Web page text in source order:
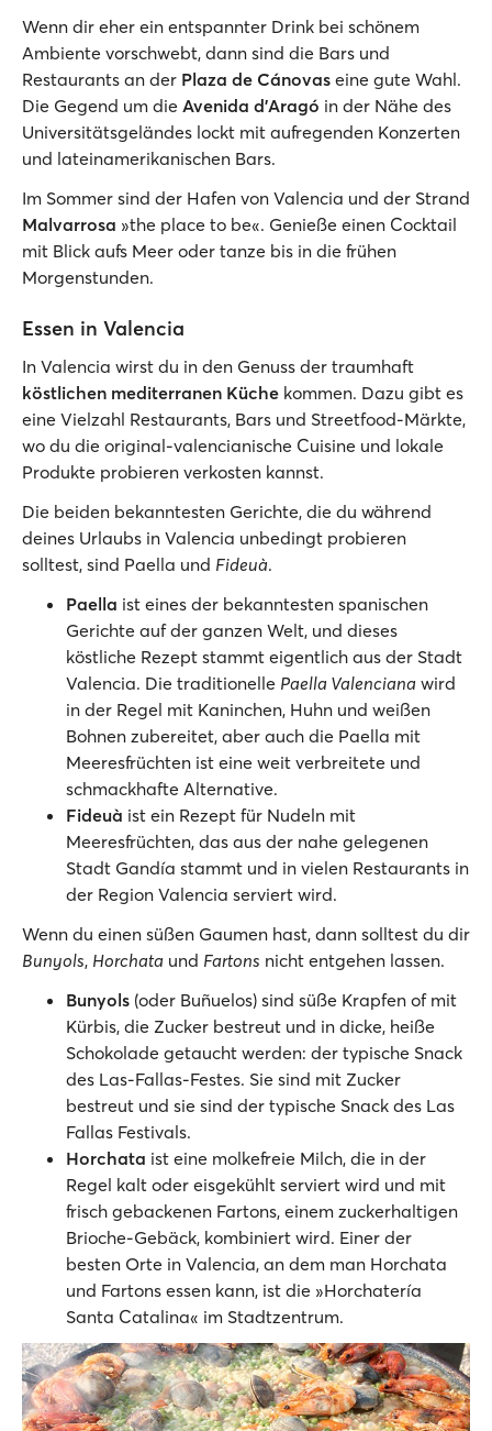
Wenn dir eher ein entspannter Drink bei schönem
Ambiente vorschwebt, dann sind die Bars und
Restaurants an der Plaza de Cánovas eine gute Wahl.
Die Gegend um die Avenida d'Aragó in der Nähe des
Universitätsgeländes lockt mit aufregenden Konzerten
und lateinamerikanischen Bars.
Im Sommer sind der Hafen von Valencia und der Strand
Malvarrosa »the place to be«. Genieße einen Cocktail
mit Blick aufs Meer oder tanze bis in die frühen
Morgenstunden.
Essen in Valencia
In Valencia wirst du in den Genuss der traumhaft
köstlichen mediterranen Küche kommen. Dazu gibt es
eine Vielzahl Restaurants, Bars und Streetfood-Märkte,
wo du die original-valencianische Cuisine und lokale
Produkte probieren verkosten kannst.
Die beiden bekanntesten Gerichte, die du während
deines Urlaubs in Valencia unbedingt probieren
solltest, sind Paella und Fideuà.
Paella ist eines der bekanntesten spanischen
Gerichte auf der ganzen Welt, und dieses
köstliche Rezept stammt eigentlich aus der Stadt
Valencia. Die traditionelle Paella Valenciana wird
in der Regel mit Kaninchen, Huhn und weißen
Bohnen zubereitet, aber auch die Paella mit
Meeresfrüchten ist eine weit verbreitete und
schmackhafte Alternative.
Fideuà ist ein Rezept für Nudeln mit
Meeresfrüchten, das aus der nahe gelegenen
Stadt Gandía stammt und in vielen Restaurants in
der Region Valencia serviert wird.
Wenn du einen süßen Gaumen hast, dann solltest du dir
Bunyols, Horchata und Fartons nicht entgehen lassen.
Bunyols (oder Buñuelos) sind süße Krapfen of mit
Kürbis, die Zucker bestreut und in dicke, heiße
Schokolade getaucht werden: der typische Snack
des Las-Fallas-Festes. Sie sind mit Zucker
bestreut und sie sind der typische Snack des Las
Fallas Festivals.
Horchata ist eine molkefreie Milch, die in der
Regel kalt oder eisgekühlt serviert wird und mit
frisch gebackenen Fartons, einem zuckerhaltigen
Brioche-Gebäck, kombiniert wird. Einer der
besten Orte in Valencia, an dem man Horchata
und Fartons essen kann, ist die »Horchatería
Santa Catalina« im Stadtzentrum.